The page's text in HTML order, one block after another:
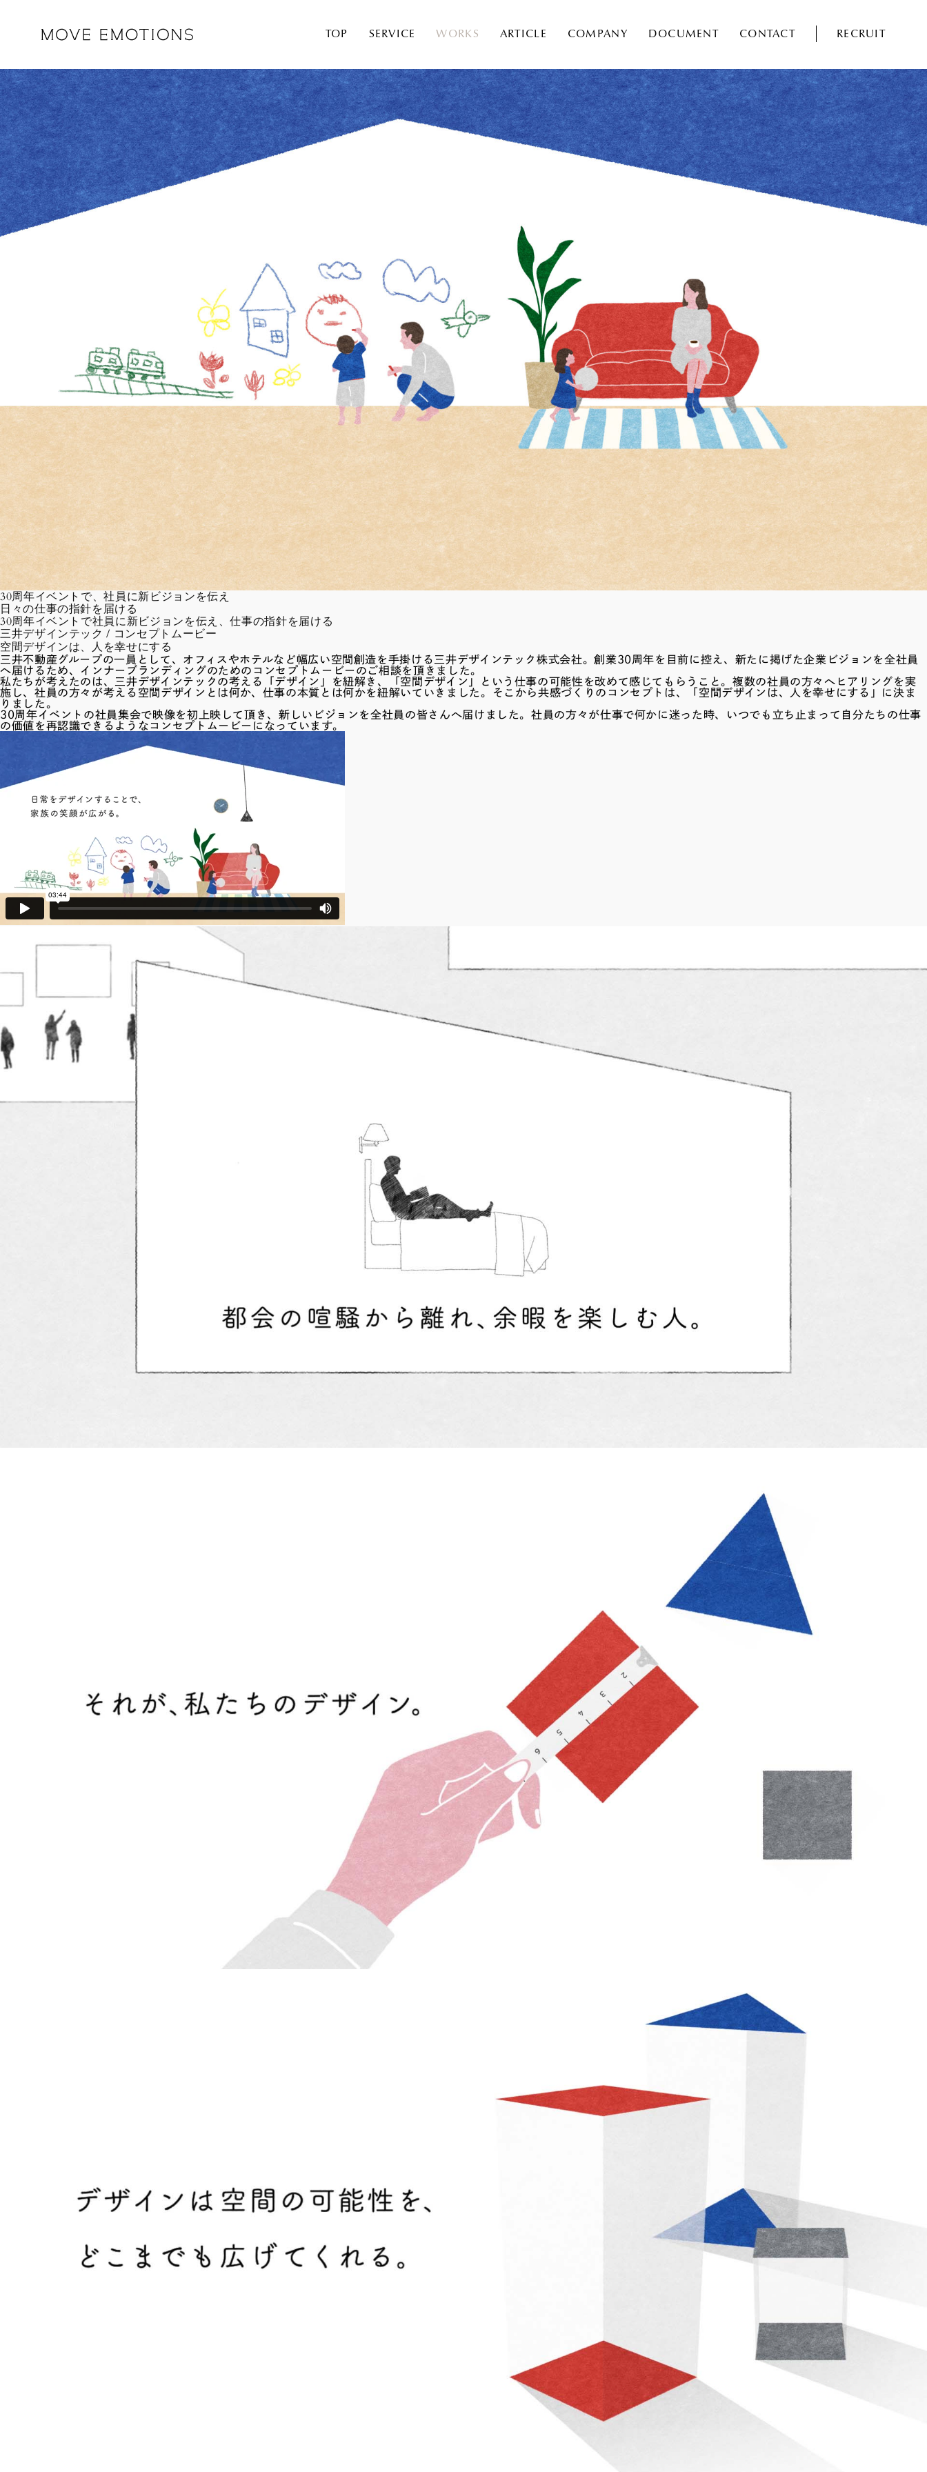
TOP SERVICE WORKS ARTICLE COMPANY DOCUMENT CONTACT RECRUIT
30周年イベントで、社員に新ビジョンを伝え
日々の仕事の指針を届ける
30周年イベントで社員に新ビジョンを伝え、仕事の指針を届ける
三井デザインテック / コンセプトムービー
空間デザインは、人を幸せにする
三井不動産グループの一員として、オフィスやホテルなど幅広い空間創造を手掛ける三井デザインテック株式会社。創業30周年を目前に控え、新たに掲げた企業ビジョンを全社員
へ届けるため、インナーブランディングのためのコンセプトムービーのご相談を頂きました。
私たちが考えたのは、三井デザインテックの考える「デザイン」を紐解き、「空間デザイン」という仕事の可能性を改めて感じてもらうこと。複数の社員の方々へヒアリングを実
施し、社員の方々が考える空間デザインとは何か、仕事の本質とは何かを紐解いていきました。そこから共感づくりのコンセプトは、「空間デザインは、人を幸せにする」に決ま
りました。
30周年イベントの社員集会で映像を初上映して頂き、新しいビジョンを全社員の皆さんへ届けました。社員の方々が仕事で何かに迷った時、いつでも立ち止まって自分たちの仕事
の価値を再認識できるようなコンセプトムービーになっています。